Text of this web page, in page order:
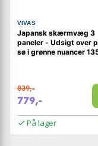
VIVAS
Japansk skærmvæg 3
paneler - Udsigt over
sø i grønne nuancer
839,-
779,-
På lager